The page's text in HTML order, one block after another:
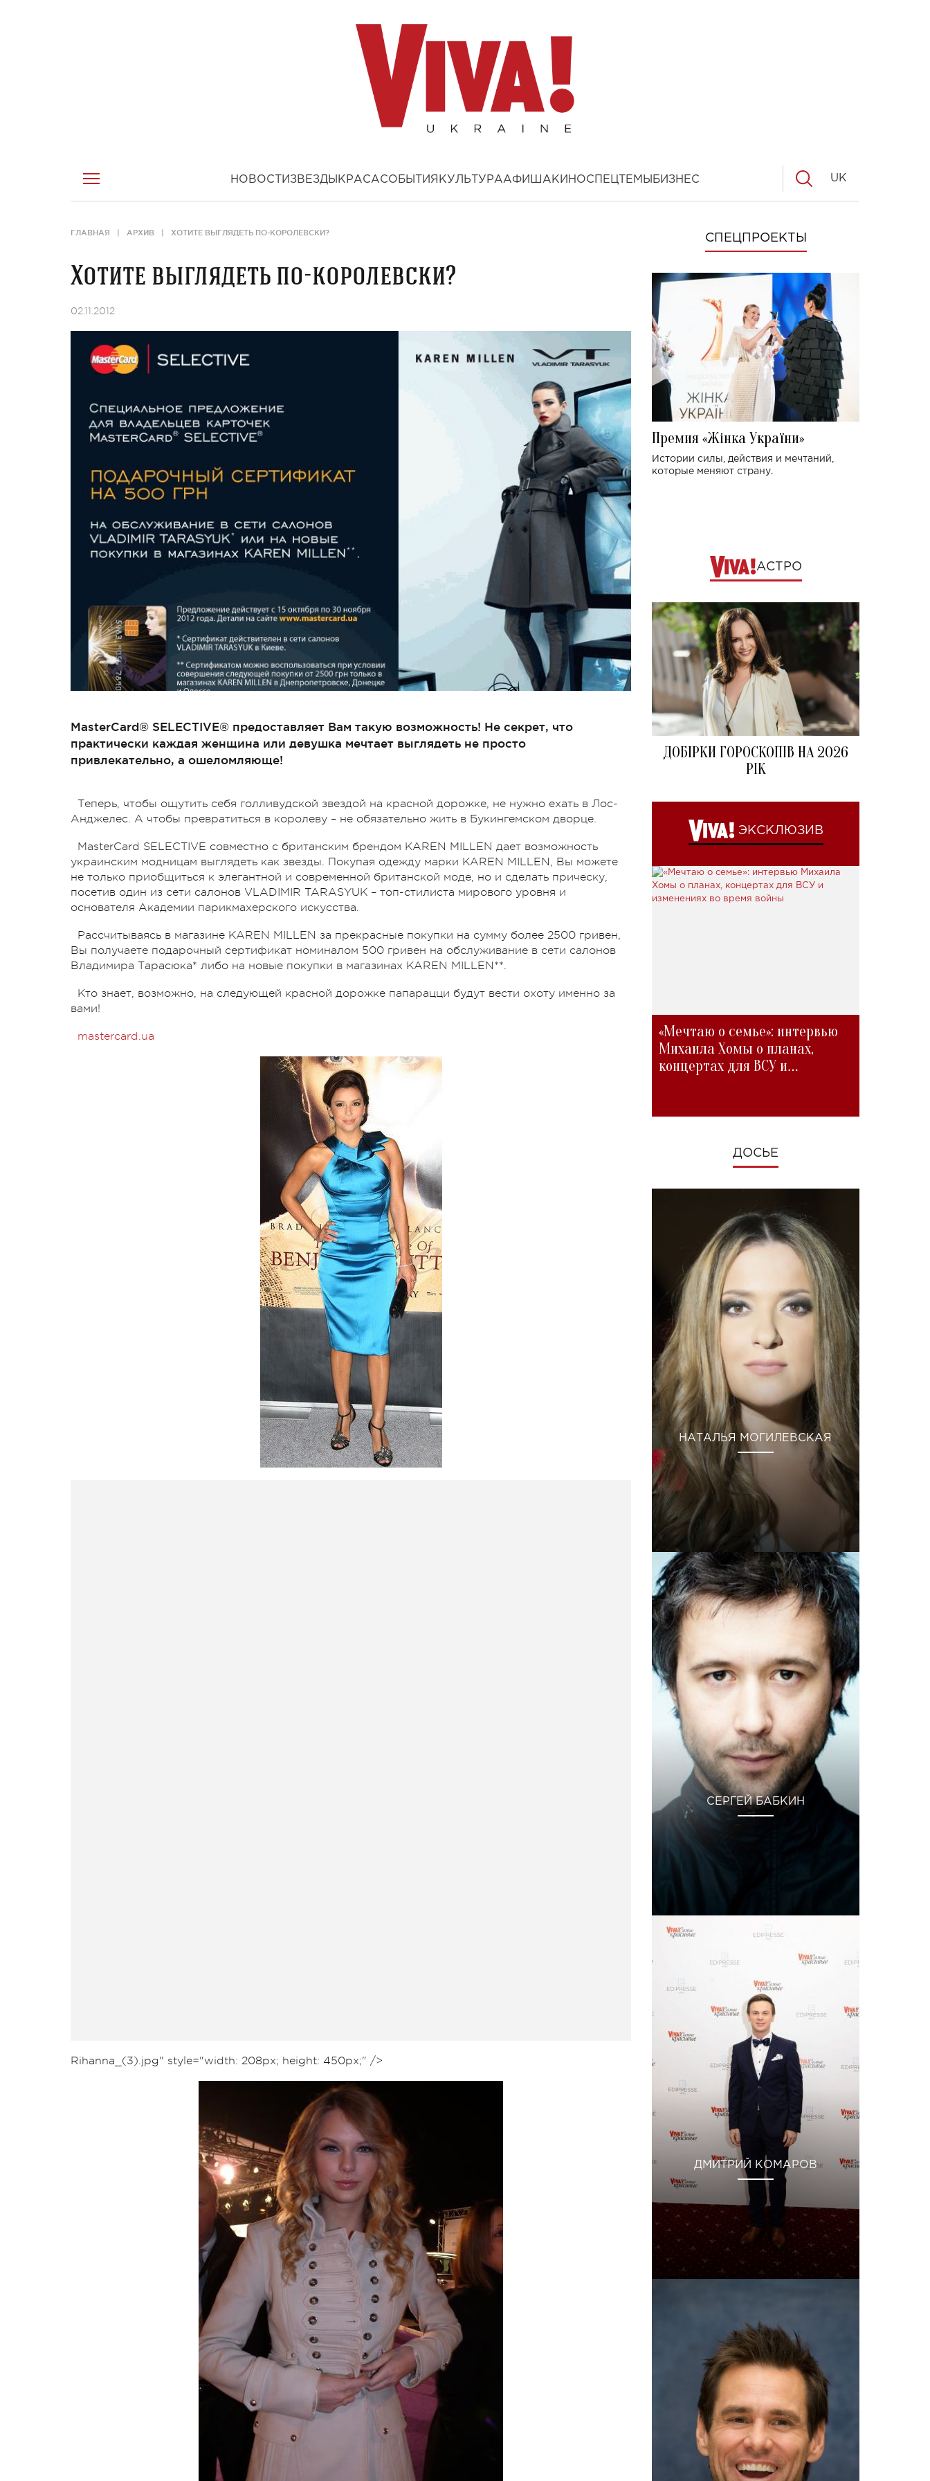
НОВОСТИ ЗВЕЗДЫ КРАСАСОБЫТИЯ КУЛЬТУРААФИША КИНОСПЕЦТЕМЫ БИЗНЕС UK
ГЛАВНАЯ АРХИВ ХОТИТЕ ВЫГЛЯДЕТЬ ПО-КОРОЛЕВСКИ?
Хотите выглядеть по-королевски?
02.11.2012
МasterCard® SELECTIVE® предоставляет Вам такую возможность! Не секрет, что
практически каждая женщина или девушка мечтает выглядеть не просто
привлекательно, а ошеломляюще!
Теперь, чтобы ощутить себя голливудской звездой на красной дорожке, не нужно ехать в Лос-
Анджелес. А чтобы превратиться в королеву – не обязательно жить в Букингемском дворце.
MasterCard SELECTIVE совместно с британским брендом KAREN MILLEN дает возможность
украинским модницам выглядеть как звезды. Покупая одежду марки KAREN MILLEN, Вы можете
не только приобщиться к элегантной и современной британской моде, но и сделать прическу,
посетив один из сети салонов VLADIMIR TARASYUK – топ-стилиста мирового уровня и
основателя Академии парикмахерского искусства.
Рассчитываясь в магазине KAREN MILLEN за прекрасные покупки на сумму более 2500 гривен,
Вы получаете подарочный сертификат номиналом 500 гривен на обслуживание в сети салонов
Владимира Тарасюка* либо на новые покупки в магазинах KAREN MILLEN**.
Кто знает, возможно, на следующей красной дорожке папарацци будут вести охоту именно за
вами!
mastercard.ua
Rihanna_(3).jpg" style="width: 208px; height: 450px;" />
СПЕЦПРОЕКТЫ
Премия «Жінка України»
Истории силы, действия и мечтаний,
которые меняют страну.
АСТРО
ДОБІРКИ ГОРОСКОПІВ НА 2026
РІК
ЭКСКЛЮЗИВ
«Мечтаю о семье»: интервью
Михаила Хомы о планах,
концертах для ВСУ и
ДОСЬЕ
НАТАЛЬЯ МОГИЛЕВСКАЯ
СЕРГЕЙ БАБКИН
ДМИТРИЙ КОМАРОВ